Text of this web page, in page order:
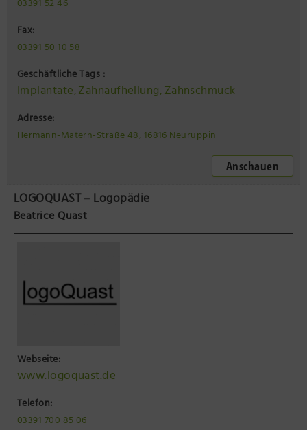
03391 52 46
Fax:
03391 50 10 58
Geschäftliche Tags :
Implantate, Zahnaufhellung, Zahnschmuck
Adresse:
Hermann-Matern-Straße 48, 16816 Neuruppin
Anschauen
LOGOQUAST – Logopädie
Beatrice Quast
Webseite:
www.logoquast.de
Telefon:
03391 700 85 06